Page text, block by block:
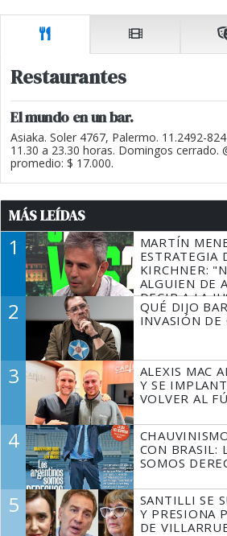
Restaurantes
El mundo en un bar.
Asiaka. Soler 4767, Palermo. 11.2492-
11.30 a 23.30 horas. Domingos cerrado.
promedio: $ 17.000.
MÁS LEÍDAS
1
MARTÍN
ESTRATEGIA
KIRCHNER:
ALGUIEN DE
DECIR A LA
TIENE QUE
2
QUÉ DIJO
INVASIÓN DE
3
ALEXIS MAC
Y SE
VOLVER AL
4
CON BRASIL:
SOMOS
5
SANTILLI SE
Y PRESIONA
DE